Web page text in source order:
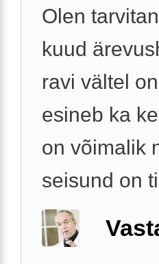
Olen
kuud
ravi vältel
esineb ka
on võimalik
seisund on